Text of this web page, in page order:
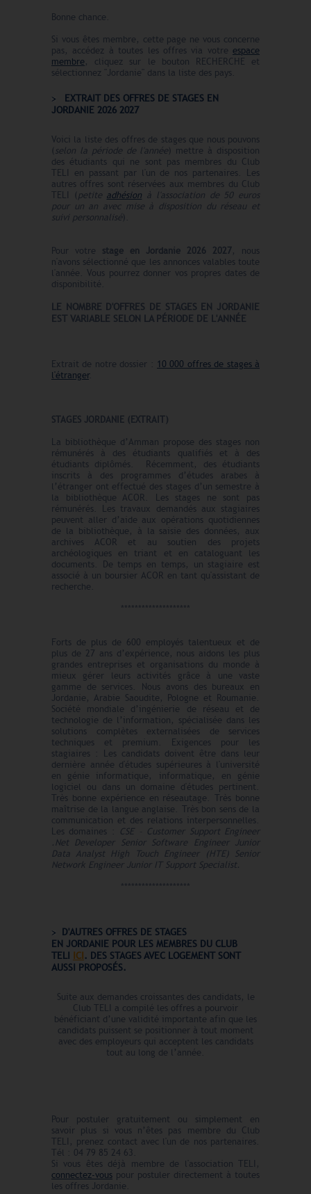
Bonne chance.
Si vous êtes membre, cette page ne vous concerne
pas, accédez à toutes les offres via votre espace
membre, cliquez sur le bouton RECHERCHE et
sélectionnez "Jordanie" dans la liste des pays.
EXTRAIT DES OFFRES DE STAGES EN
JORDANIE 2026 2027
Voici la liste des offres de stages que nous pouvons
(selon la période de l'année ) mettre à disposition
des étudiants qui ne sont pas membres du Club
TELI en passant par l'un de nos partenaires. Les
autres offres sont réservées aux membres du Club
TELI (petite adhésion à l'association de 50 euros
pour un an avec mise à disposition du réseau et
suivi personnalisé ).
Pour votre stage en Jordanie 2026 2027, nous
n'avons sélectionné que les annonces valables toute
l'année. Vous pourrez donner vos propres dates de
disponibilité.
LE NOMBRE D'OFFRES DE STAGES EN JORDANIE
EST VARIABLE SELON LA PÉRIODE DE L'ANNÉE
Extrait de notre dossier : 10 000 offres de stages à
l'étranger.
STAGES JORDANIE (EXTRAIT)
La bibliothèque d’Amman propose des stages non
rémunérés à des étudiants qualifiés et à des
étudiants diplômés. Récemment, des étudiants
inscrits à des programmes d’études arabes à
l’étranger ont effectué des stages d’un semestre à
la bibliothèque ACOR. Les stages ne sont pas
rémunérés. Les travaux demandés aux stagiaires
peuvent aller d’aide aux opérations quotidiennes
de la bibliothèque, à la saisie des données, aux
archives ACOR et au soutien des projets
archéologiques en triant et en cataloguant les
documents. De temps en temps, un stagiaire est
associé à un boursier ACOR en tant qu'assistant de
recherche.
Forts de plus de 600 employés talentueux et de
plus de 27 ans d’expérience, nous aidons les plus
grandes entreprises et organisations du monde à
mieux gérer leurs activités grâce à une vaste
gamme de services. Nous avons des bureaux en
Jordanie, Arabie Saoudite, Pologne et Roumanie.
Société mondiale d’ingénierie de réseau et de
technologie de l’information, spécialisée dans les
solutions complètes externalisées de services
techniques et premium. Exigences pour les
stagiaires : Les candidats doivent être dans leur
dernière année d'études supérieures à l'université
en génie informatique, informatique, en génie
logiciel ou dans un domaine d'études pertinent.
Très bonne expérience en réseautage. Très bonne
maîtrise de la langue anglaise. Très bon sens de la
communication et des relations interpersonnelles.
Les domaines :
CSE – Customer Support Engineer
.Net Developer Senior Software Engineer Junior
Data Analyst High Touch Engineer (HTE) Senior
Network Engineer Junior IT Support Specialist.
D'AUTRES OFFRES DE STAGES
EN JORDANIE POUR LES MEMBRES DU CLUB
TELI
ICI . DES STAGES AVEC LOGEMENT SONT
AUSSI PROPOSÉS.
Suite aux demandes croissantes des candidats, le
Club TELI a compilé les offres a pourvoir
bénéficiant d’une validité importante afin que les
candidats puissent se positionner à tout moment
avec des employeurs qui acceptent les candidats
tout au long de l’année.
Pour postuler gratuitement ou simplement en
savoir plus si vous n’êtes pas membre du Club
TELI, prenez contact avec l'un de nos partenaires.
Tél : 04 79 85 24 63.
Si vous êtes déjà membre de l'association TELI,
connectez-vous pour postuler directement à toutes
les offres Jordanie.